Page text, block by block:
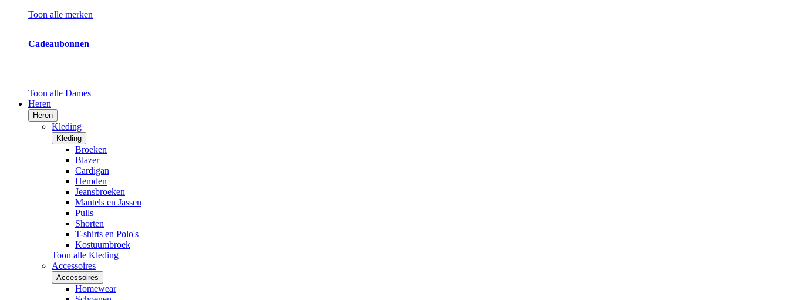
Toon alle merken
Cadeaubonnen
Toon alle Dames
Heren
Heren
Kleding
Kleding
Broeken
Blazer
Cardigan
Hemden
Jeansbroeken
Mantels en Jassen
Pulls
Shorten
T-shirts en Polo's
Kostuumbroek
Toon alle Kleding
Accessoires
Accessoires
Homewear